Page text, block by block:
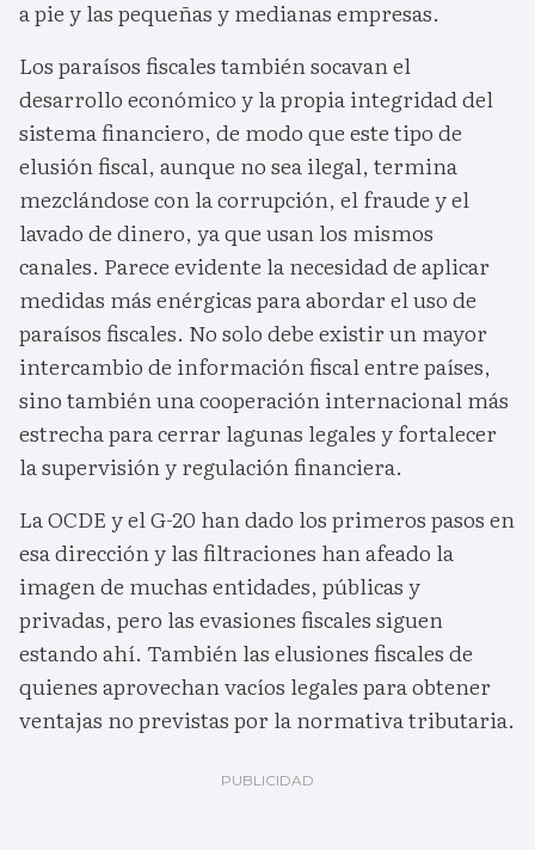
a pie y las pequeñas y medianas empresas.
Los paraísos fiscales también socavan el
desarrollo económico y la propia integridad del
sistema financiero, de modo que este tipo de
elusión fiscal, aunque no sea ilegal, termina
mezclándose con la corrupción, el fraude y el
lavado de dinero, ya que usan los mismos
canales. Parece evidente la necesidad de aplicar
medidas más enérgicas para abordar el uso de
paraísos fiscales. No solo debe existir un mayor
intercambio de información fiscal entre países,
sino también una cooperación internacional más
estrecha para cerrar lagunas legales y fortalecer
la supervisión y regulación financiera.
La OCDE y el G-20 han dado los primeros pasos en
esa dirección y las filtraciones han afeado la
imagen de muchas entidades, públicas y
privadas, pero las evasiones fiscales siguen
estando ahí. También las elusiones fiscales de
quienes aprovechan vacíos legales para obtener
ventajas no previstas por la normativa tributaria.